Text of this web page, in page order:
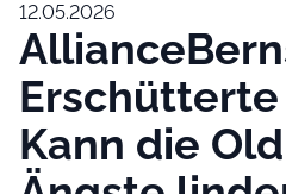
12.05.2026
Kann die